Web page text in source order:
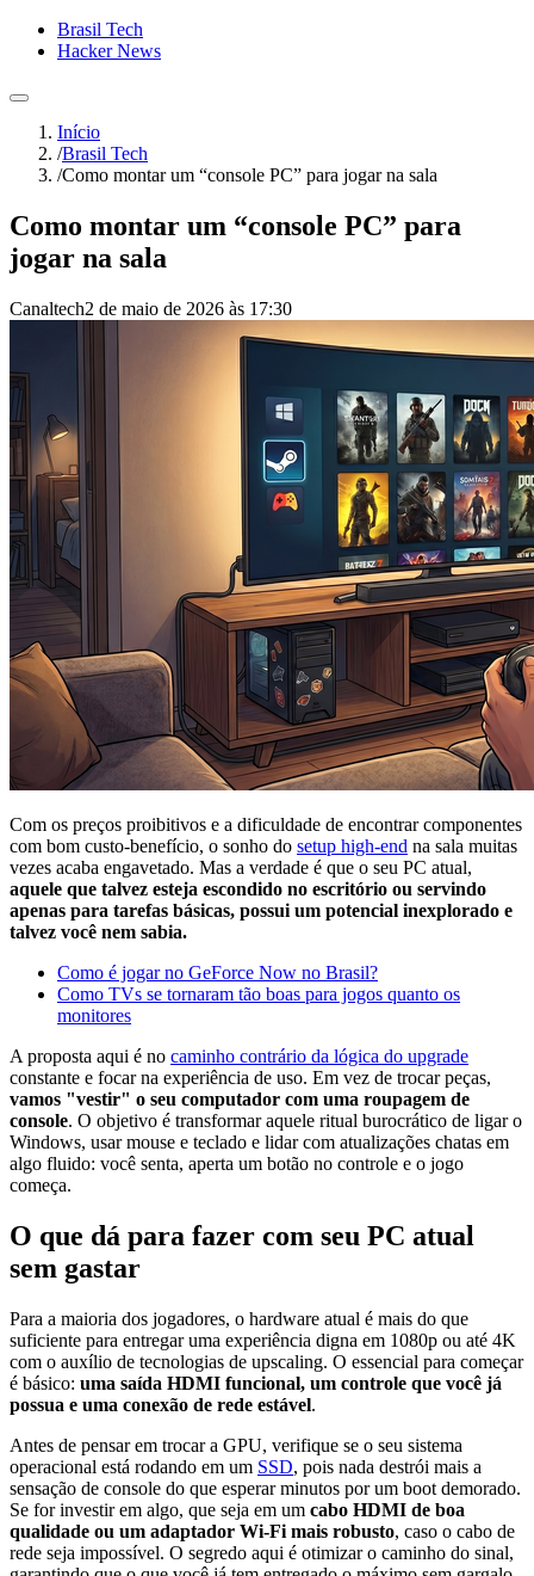
Brasil Tech
Hacker News
Início
/Brasil Tech
/Como montar um “console PC” para jogar na sala
Como montar um “console PC” para
jogar na sala
Canaltech2 de maio de 2026 às 17:30
Com os preços proibitivos e a dificuldade de encontrar componentes
com bom custo-benefício, o sonho do setup high-end na sala muitas
vezes acaba engavetado. Mas a verdade é que o seu PC atual,
aquele que talvez esteja escondido no escritório ou servindo
apenas para tarefas básicas, possui um potencial inexplorado e
talvez você nem sabia.
Como é jogar no GeForce Now no Brasil?
Como TVs se tornaram tão boas para jogos quanto os
monitores
A proposta aqui é no caminho contrário da lógica do upgrade
constante e focar na experiência de uso. Em vez de trocar peças,
vamos "vestir" o seu computador com uma roupagem de
console. O objetivo é transformar aquele ritual burocrático de ligar o
Windows, usar mouse e teclado e lidar com atualizações chatas em
algo fluido: você senta, aperta um botão no controle e o jogo
começa.
O que dá para fazer com seu PC atual
sem gastar
Para a maioria dos jogadores, o hardware atual é mais do que
suficiente para entregar uma experiência digna em 1080p ou até 4K
com o auxílio de tecnologias de upscaling. O essencial para começar
é básico: uma saída HDMI funcional, um controle que você já
possua e uma conexão de rede estável.
Antes de pensar em trocar a GPU, verifique se o seu sistema
operacional está rodando em um SSD, pois nada destrói mais a
sensação de console do que esperar minutos por um boot demorado.
Se for investir em algo, que seja em um cabo HDMI de boa
qualidade ou um adaptador Wi-Fi mais robusto, caso o cabo de
rede seja impossível. O segredo aqui é otimizar o caminho do sinal,